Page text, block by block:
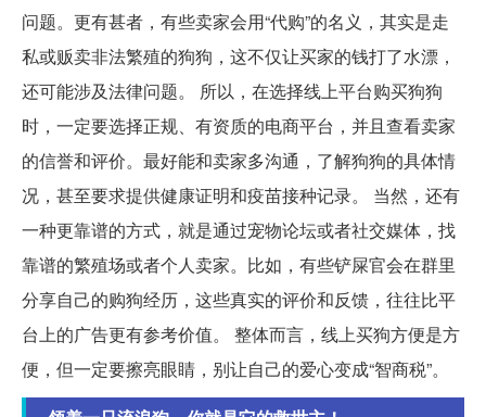
问题。更有甚者，有些卖家会用“代购”的名义，其实是走
私或贩卖非法繁殖的狗狗，这不仅让买家的钱打了水漂，
还可能涉及法律问题。 所以，在选择线上平台购买狗狗
时，一定要选择正规、有资质的电商平台，并且查看卖家
的信誉和评价。最好能和卖家多沟通，了解狗狗的具体情
况，甚至要求提供健康证明和疫苗接种记录。 当然，还有
一种更靠谱的方式，就是通过宠物论坛或者社交媒体，找
靠谱的繁殖场或者个人卖家。比如，有些铲屎官会在群里
分享自己的购狗经历，这些真实的评价和反馈，往往比平
台上的广告更有参考价值。 整体而言，线上买狗方便是方
便，但一定要擦亮眼睛，别让自己的爱心变成“智商税”。